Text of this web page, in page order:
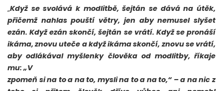
„Když se svolává k modlitbě, šejtán se dává na útěk,
přičemž nahlas pouští větry, jen aby nemusel slyšet
ezán. Když ezán skončí, šejtán se vrátí. Když se pronáší
ikáma, znovu uteče a když ikáma skončí, znovu se vrátí,
aby odlákával myšlenky člověka od modlitby, říkaje
mu: „V
zpomeň si na to a na to, mysli na to a na to,“ – a na nic z